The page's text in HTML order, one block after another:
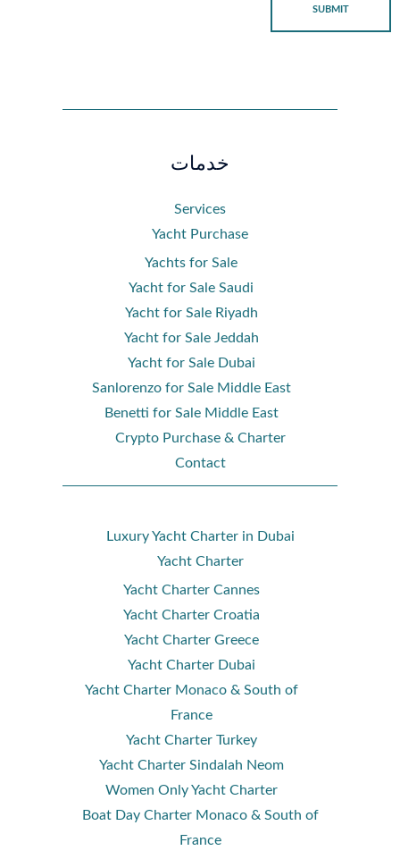
SUBMIT
خدمات
Services
Yacht Purchase
Yachts for Sale
Yacht for Sale Saudi
Yacht for Sale Riyadh
Yacht for Sale Jeddah
Yacht for Sale Dubai
Sanlorenzo for Sale Middle East
Benetti for Sale Middle East
Crypto Purchase & Charter
Contact
Luxury Yacht Charter in Dubai
Yacht Charter
Yacht Charter Cannes
Yacht Charter Croatia
Yacht Charter Greece
Yacht Charter Dubai
Yacht Charter Monaco & South of
France
Yacht Charter Turkey
Yacht Charter Sindalah Neom
Women Only Yacht Charter
Boat Day Charter Monaco & South of
France